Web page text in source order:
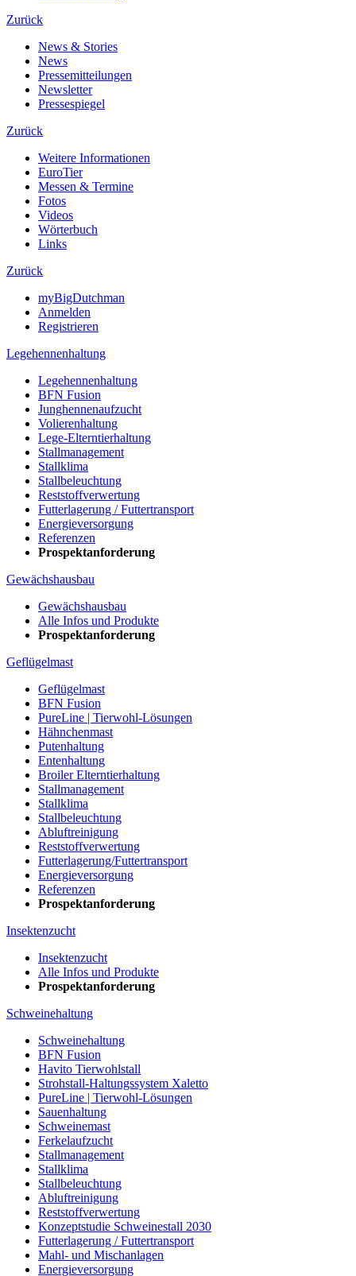
Zurück
News & Stories
News
Pressemitteilungen
Newsletter
Pressespiegel
Zurück
Weitere Informationen
EuroTier
Messen & Termine
Fotos
Videos
Wörterbuch
Links
Zurück
myBigDutchman
Anmelden
Registrieren
Legehennenhaltung
Legehennenhaltung
BFN Fusion
Junghennenaufzucht
Volierenhaltung
Lege-Elterntierhaltung
Stallmanagement
Stallklima
Stallbeleuchtung
Reststoffverwertung
Futterlagerung / Futtertransport
Energieversorgung
Referenzen
Prospektanforderung
Gewächshausbau
Gewächshausbau
Alle Infos und Produkte
Prospektanforderung
Geflügelmast
Geflügelmast
BFN Fusion
PureLine | Tierwohl-Lösungen
Hähnchenmast
Putenhaltung
Entenhaltung
Broiler Elterntierhaltung
Stallmanagement
Stallklima
Stallbeleuchtung
Abluftreinigung
Reststoffverwertung
Futterlagerung/Futtertransport
Energieversorgung
Referenzen
Prospektanforderung
Insektenzucht
Insektenzucht
Alle Infos und Produkte
Prospektanforderung
Schweinehaltung
Schweinehaltung
BFN Fusion
Havito Tierwohlstall
Strohstall-Haltungssystem Xaletto
PureLine | Tierwohl-Lösungen
Sauenhaltung
Schweinemast
Ferkelaufzucht
Stallmanagement
Stallklima
Stallbeleuchtung
Abluftreinigung
Reststoffverwertung
Konzeptstudie Schweinestall 2030
Futterlagerung / Futtertransport
Mahl- und Mischanlagen
Energieversorgung